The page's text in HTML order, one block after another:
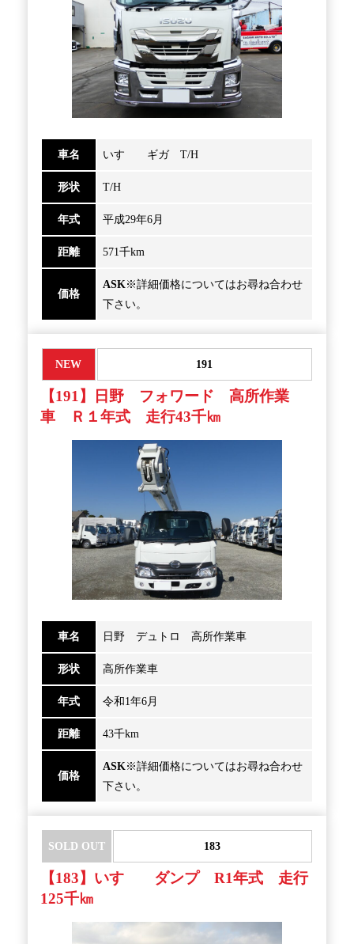
車名 いすゞ ギガ T/H
形状 T/H
年式 平成29年6月
距離 571千km
価格
ASK※詳細価格についてはお尋ね合わせ
下さい。
NEW 191
【191】日野 フォワード 高所作業
車 Ｒ１年式 走行43千㎞
車名 日野 デュトロ 高所作業車
形状 高所作業車
年式 令和1年6月
距離 43千km
価格
ASK※詳細価格についてはお尋ね合わせ
下さい。
SOLD OUT 183
【183】いすゞ ダンプ R1年式 走行
125千㎞